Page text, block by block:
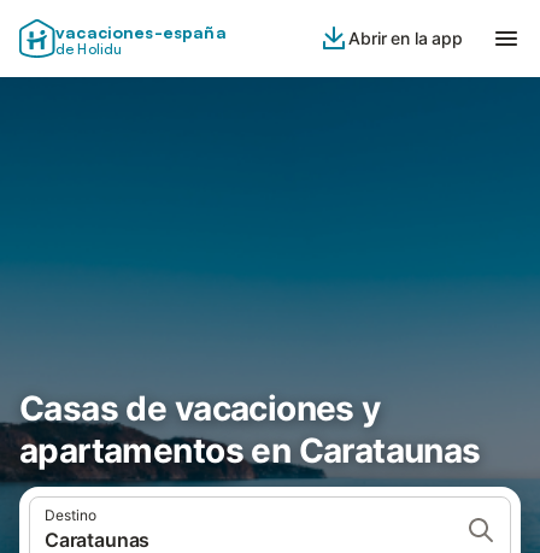
vacaciones-españa
de Holidu
Abrir en la app
Casas de vacaciones y
apartamentos en Carataunas
Destino
Carataunas